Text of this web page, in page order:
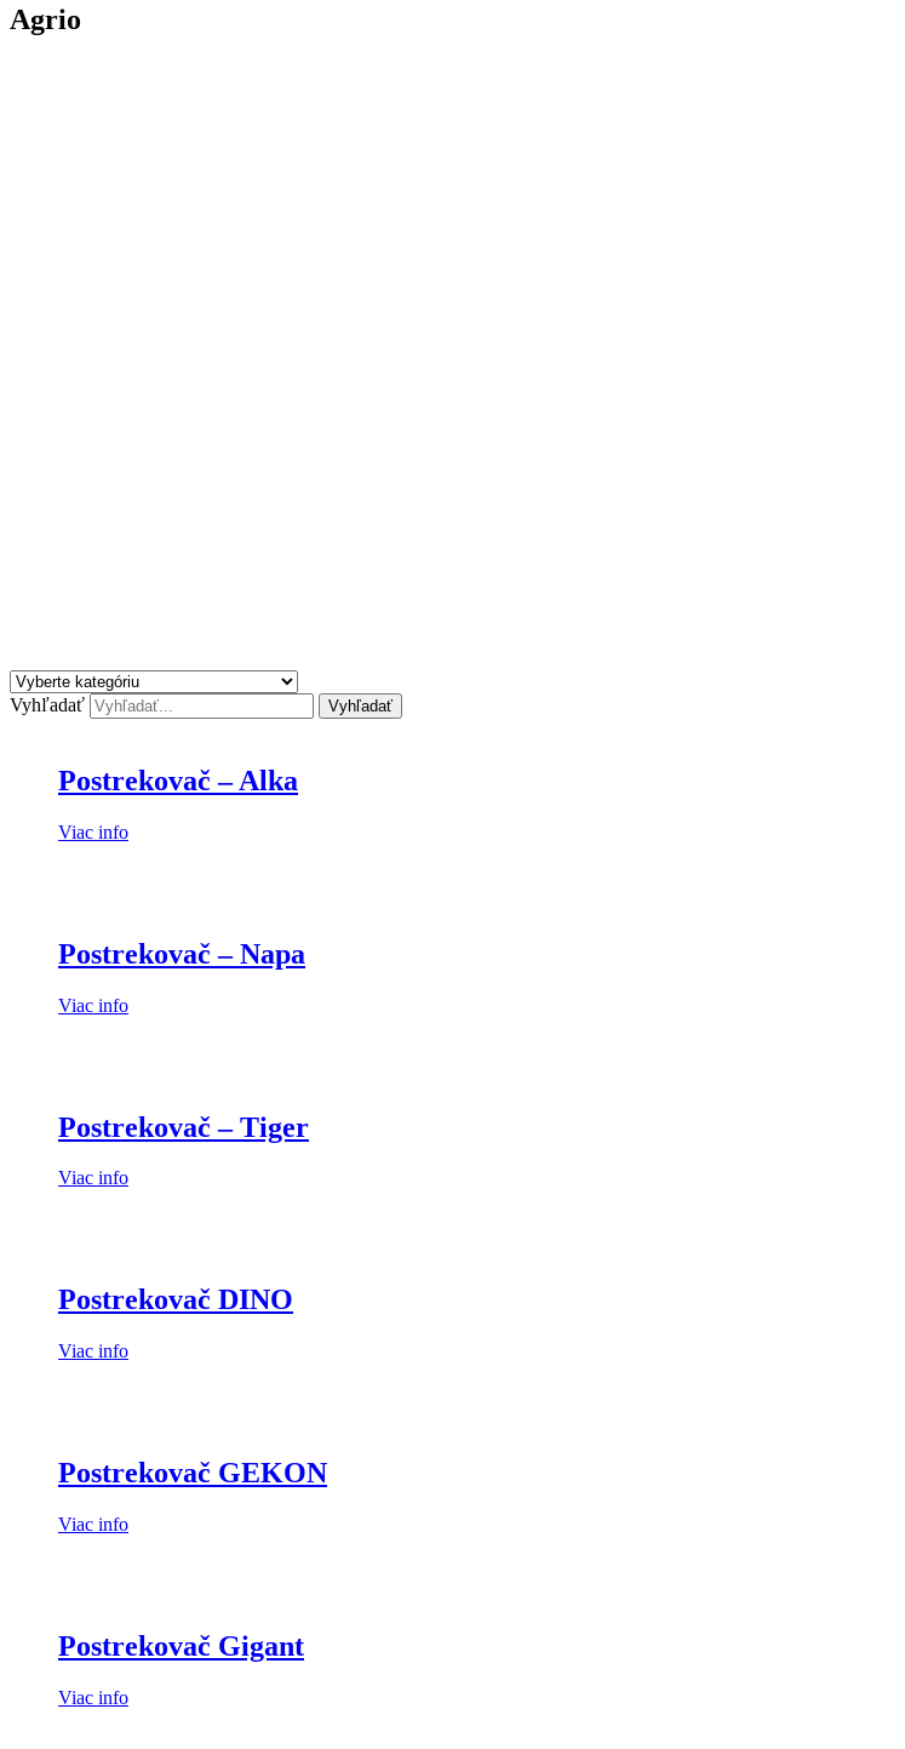
Agrio
Vyhľadať Vyhľadať
Postrekovač – Alka
Viac info
Postrekovač – Napa
Viac info
Postrekovač – Tiger
Viac info
Postrekovač DINO
Viac info
Postrekovač GEKON
Viac info
Postrekovač Gigant
Viac info